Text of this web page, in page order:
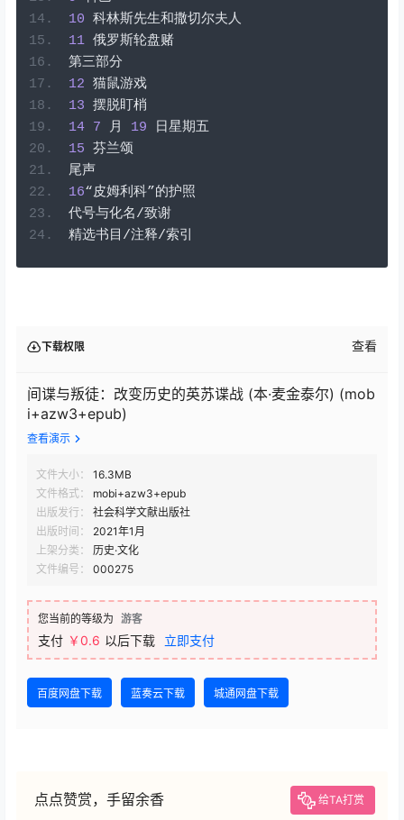
10 科林斯先生和撒切尔夫人
11 俄罗斯轮盘赌
第三部分
12 猫鼠游戏
13 摆脱盯梢
14
7 月 19
日星期五
15 芬兰颂
尾声
16“皮姆利科”的护照
代号与化名/致谢
精选书目/注释/索引
下载权限 查看
间谍与叛徒：改变历史的英苏谍战 (本·麦金泰尔) (mob
i+azw3+epub)
查看演示
文件大小：
16.3MB
文件格式：
mobi+azw3+epub
出版发行：
社会科学文献出版社
出版时间：
2021年1月
上架分类：
历史·文化
文件编号：
000275
您当前的等级为 游客
支付 ￥0.6 以后下载 立即支付
百度网盘下载 蓝奏云下载 城通网盘下载
点点赞赏，手留余香 给TA打赏